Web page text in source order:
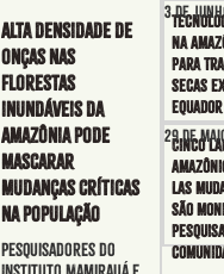
Alta densidade de
onças nas
florestas
inundáveis da
Amazônia pode
mascarar
mudanças críticas
na população
Pesquisadores do
na
para
secas
Equador
3 de
Cinco
las
são
29 de